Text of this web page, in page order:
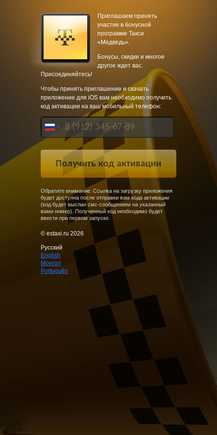
Приглашаем принять
участие в бонусной
программе Такси
«Медведь».
Бонусы, скидки и многое
другое ждет вас.
Присоединяйтесь!
Чтобы принять приглашение и скачать
приложение для iOS вам необходимо получить
код активации на ваш мобильный телефон:
Обратите внимание: Ссылка на загрузку приложения
будет доступна после отправки вам кода активации
(код будет выслан смс-сообщением на указанный
вами номер). Полученный код необходимо будет
ввести при первом запуске.
© estaxi.ru 2026
Русский
English
Монгол
Português